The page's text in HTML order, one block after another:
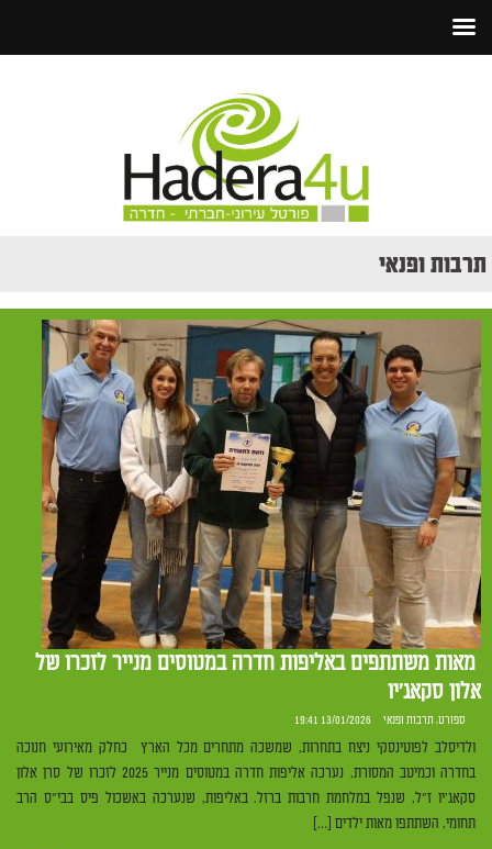
תרבות ופנאי
מאות משתתפים באליפות חדרה במטוסים מנייר לזכרו של
אלון סקאג'יו
ספורט, תרבות ופנאי 13/01/2026 19:41
ולדיסלב לפוטינסקי ניצח בתחרות, שמשכה מתחרים מכל הארץ כחלק מאירועי חנוכה
בחדרה וכמיטב המסורת, נערכה אליפות חדרה במטוסים מנייר 2025 לזכרו של סרן אלון
סקאג'יו ז"ל, שנפל במלחמת חרבות ברזל. באליפות, שנערכה באשכול פיס בבי"ס הרב
תחומי, השתתפו מאות ילדים […]